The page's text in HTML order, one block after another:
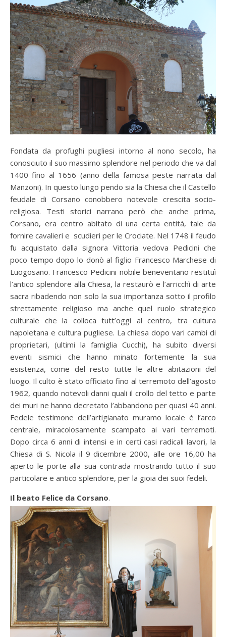
Fondata da profughi pugliesi intorno al nono secolo, ha
conosciuto il suo massimo splendore nel periodo che va dal
1400 fino al 1656 (anno della famosa peste narrata dal
Manzoni). In questo lungo pendo sia la Chiesa che il Castello
feudale di Corsano conobbero notevole crescita socio-
religiosa. Testi storici narrano però che anche prima,
Corsano, era centro abitato di una certa entità, tale da
fornire cavalieri e scudieri per le Crociate. Nel 1748 il feudo
fu acquistato dalla signora Vittoria vedova Pedicini che
poco tempo dopo lo donò al figlio Francesco Marchese di
Luogosano. Francesco Pedicini nobile beneventano restituì
l’antico splendore alla Chiesa, la restaurò e l’arricchì di arte
sacra ribadendo non solo la sua importanza sotto il profilo
strettamente religioso ma anche quel ruolo strategico
culturale che la colloca tutt’oggi al centro, tra cultura
napoletana e cultura pugliese. La chiesa dopo vari cambi di
proprietari, (ultimi la famiglia Cucchi), ha subito diversi
eventi sismici che hanno minato fortemente la sua
esistenza, come del resto tutte le altre abitazioni del
luogo. Il culto è stato officiato fino al terremoto dell’agosto
1962, quando notevoli danni quali il crollo del tetto e parte
dei muri ne hanno decretato l’abbandono per quasi 40 anni.
Fedele testimone dell’artigianato muramo locale è l’arco
centrale, miracolosamente scampato ai vari terremoti.
Dopo circa 6 anni di intensi e in certi casi radicali lavori, la
Chiesa di S. Nicola il 9 dicembre 2000, alle ore 16,00 ha
aperto le porte alla sua contrada mostrando tutto il suo
particolare e antico splendore, per la gioia dei suoi fedeli.
Il beato Felice da Corsano.